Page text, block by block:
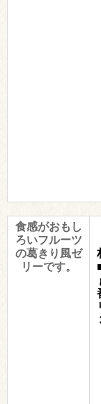
食感がおもし
ろいフルーツ
の葛きり風ゼ
リーです。